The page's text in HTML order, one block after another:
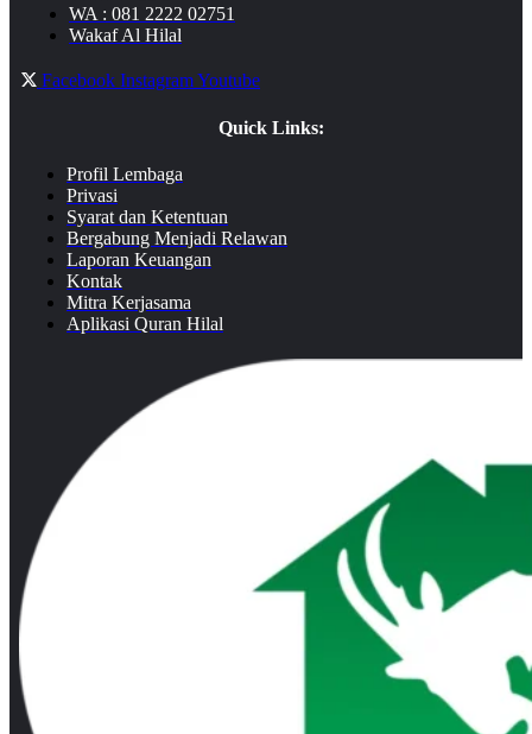
WA : 081 2222 02751
Wakaf Al Hilal
Facebook InstagramYoutube
Quick Links:
Profil Lembaga
Privasi
Syarat dan Ketentuan
Bergabung Menjadi Relawan
Laporan Keuangan
Kontak
Mitra Kerjasama
Aplikasi Quran Hilal